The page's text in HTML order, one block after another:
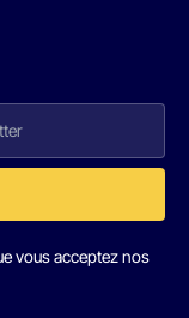
vous acceptez nos